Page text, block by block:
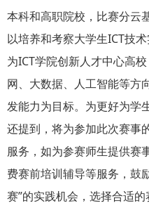
本科和高职院校，比赛分云
以培养和考察大学生ICT技
为ICT学院创新人才中心高
网、大数据、人工智能等方
发能力为目标。为更好为学
还提到，将为参加此次赛事
服务，如为参赛师生提供赛
费赛前培训辅导等服务，鼓
赛”的实践机会，选择合适